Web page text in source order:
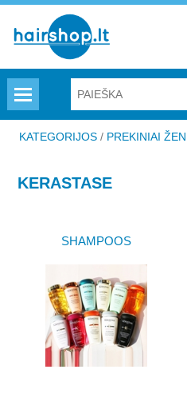
KATEGORIJOS / PREKINIAI
KERASTASE
SHAMPOOS